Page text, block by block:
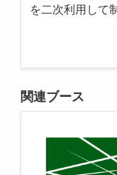
を二次利用して
関連ブース